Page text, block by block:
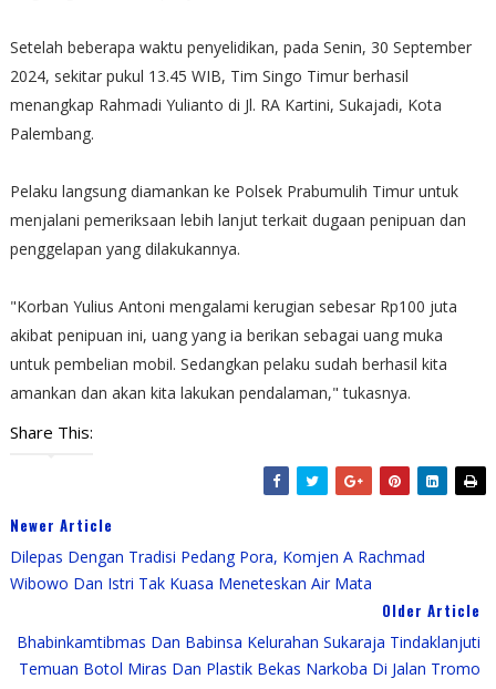
Setelah beberapa waktu penyelidikan, pada Senin, 30 September
2024, sekitar pukul 13.45 WIB, Tim Singo Timur berhasil
menangkap Rahmadi Yulianto di Jl. RA Kartini, Sukajadi, Kota
Palembang.
Pelaku langsung diamankan ke Polsek Prabumulih Timur untuk
menjalani pemeriksaan lebih lanjut terkait dugaan penipuan dan
penggelapan yang dilakukannya.
"Korban Yulius Antoni mengalami kerugian sebesar Rp100 juta
akibat penipuan ini, uang yang ia berikan sebagai uang muka
untuk pembelian mobil. Sedangkan pelaku sudah berhasil kita
amankan dan akan kita lakukan pendalaman," tukasnya.
Share This:
Newer Article
Dilepas Dengan Tradisi Pedang Pora, Komjen A Rachmad
Wibowo Dan Istri Tak Kuasa Meneteskan Air Mata
Older Article
Bhabinkamtibmas Dan Babinsa Kelurahan Sukaraja Tindaklanjuti
Temuan Botol Miras Dan Plastik Bekas Narkoba Di Jalan Tromo